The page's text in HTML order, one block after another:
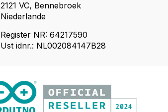
2121 VC, Bennebroek
Niederlande
Register NR: 64217590
Ust idnr.: NL002084147B28